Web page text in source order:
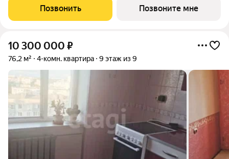
этажей. Проект объединяет просторные квартиры с
панорамными окнами, продуманные
Позвонить Позвоните мне
10 300 000 ₽
76,2 м² 4-комн. квартира 9 этаж из 9